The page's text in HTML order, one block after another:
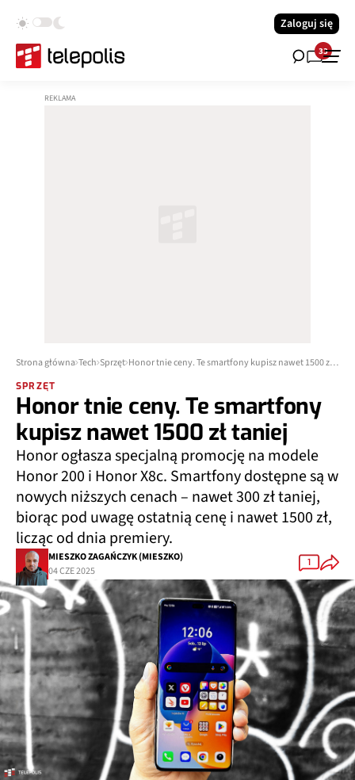
Zaloguj się
33
Strona główna Tech Sprzęt
SPRZĘT
Honor tnie ceny. Te smartfony
kupisz nawet 1500 zł taniej
Honor ogłasza specjalną promocję na modele
Honor 200 i Honor X8c. Smartfony dostępne są w
nowych niższych cenach – nawet 300 zł taniej,
biorąc pod uwagę ostatnią cenę i nawet 1500 zł,
licząc od dnia premiery.
MIESZKO ZAGAŃCZYK (MIESZKO)
04 CZE 2025
1